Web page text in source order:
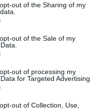
out of the Sharing of my
out of the Sale of my
out of processing my
for Targeted Advertising.
out of Collection, Use,